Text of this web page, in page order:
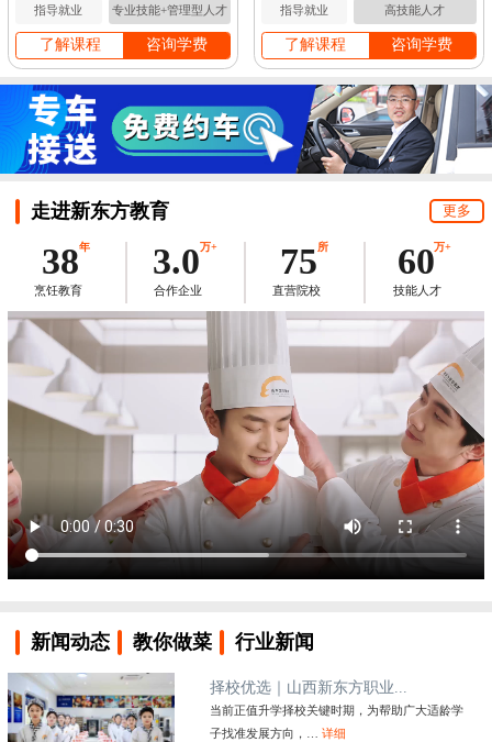
指导就业 专业技能+管理型人才
了解课程 咨询学费
指导就业 高技能人才
了解课程 咨询学费
走进新东方教育 更多
38年
烹饪教育
3.0万+
合作企业
75所
直营院校
60万+
技能人才
新闻动态 教你做菜 行业新闻
择校优选｜山西新东方职业...
当前正值升学择校关键时期，为帮助广大适龄学
子找准发展方向，…详细